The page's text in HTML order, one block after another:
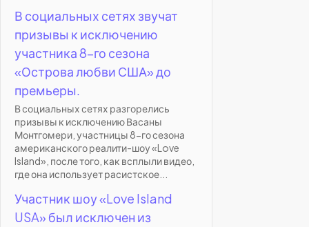
В социальных сетях звучат
призывы к исключению
участника 8-го сезона
«Острова любви США» до
премьеры.
В социальных сетях разгорелись
призывы к исключению Васаны
Монтгомери, участницы 8-го сезона
американского реалити-шоу «Love
Island», после того, как всплыли видео,
где она использует расистское...
Участник шоу «Love Island
USA» был исключен из